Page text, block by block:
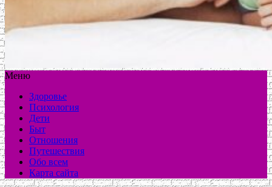
Меню
Здоровье
Психология
Дети
Быт
Отношения
Путешествия
Обо всем
Карта сайта